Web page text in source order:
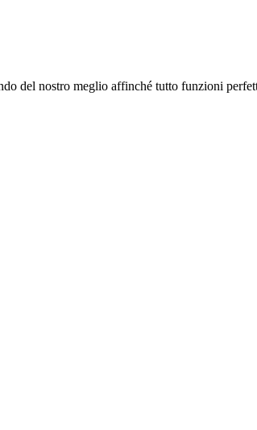
del nostro meglio affinché tutto funzioni